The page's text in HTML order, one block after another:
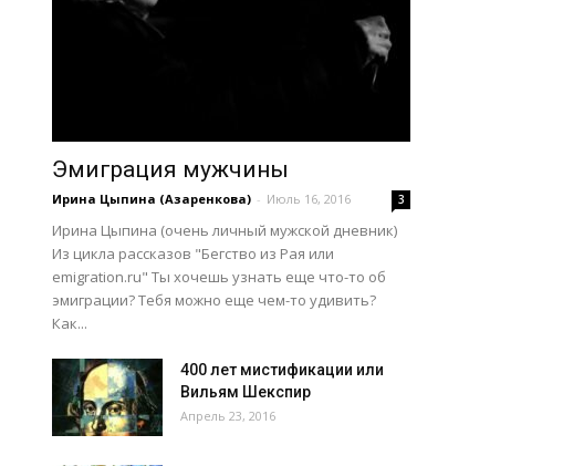
Эмиграция мужчины
Ирина Цыпина (Азаренкова) - Июль 16, 2016 3
Ирина Цыпина (очень личный мужской дневник)
Из цикла рассказов "Бегство из Рая или
emigration.ru" Ты хочешь узнать еще что-то об
эмиграции? Тебя можно еще чем-то удивить?
Как...
400 лет мистификации или
Вильям Шекспир
Апрель 23, 2016